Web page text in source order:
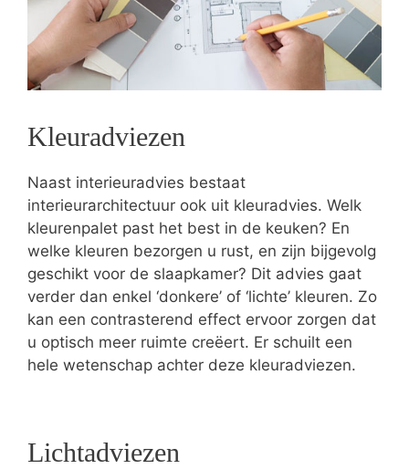
Kleuradviezen
Naast interieuradvies bestaat
interieurarchitectuur ook uit kleuradvies. Welk
kleurenpalet past het best in de keuken? En
welke kleuren bezorgen u rust, en zijn bijgevolg
geschikt voor de slaapkamer? Dit advies gaat
verder dan enkel ‘donkere’ of ‘lichte’ kleuren. Zo
kan een contrasterend effect ervoor zorgen dat
u optisch meer ruimte creëert. Er schuilt een
hele wetenschap achter deze kleuradviezen.
Lichtadviezen